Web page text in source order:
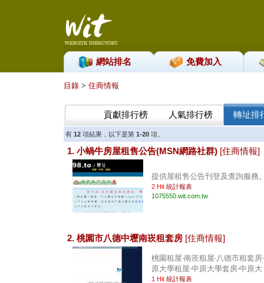
網站排名 免費加入
目錄 > 住商情報
貢獻排行榜 人氣排行榜 轉址排
有 12 項結果，以下是第 1-20項。
1. 小蝸牛房屋租售公告(MSN網路社群) [住商情報]
提供屋租售公告刊登及查詢服務
2 Hit 統計報表
1075550.wit.com.tw
2. 桃園市八德中壢南崁租套房 [住商情報]
桃園租屋‧南崁租屋‧八德市租套房
原大學租屋‧中原大學套房‧中原
1 Hit 統計報表